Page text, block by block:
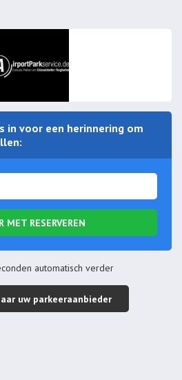
in voor een herinnering om
MET RESERVEREN
automatisch verder
uw parkeeraanbieder